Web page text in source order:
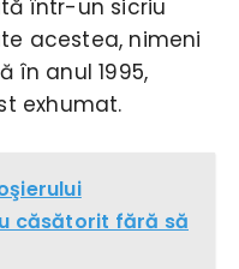
într-un sicriu
acestea, nimeni
în anul 1995,
exhumat.
căsătorit fără să